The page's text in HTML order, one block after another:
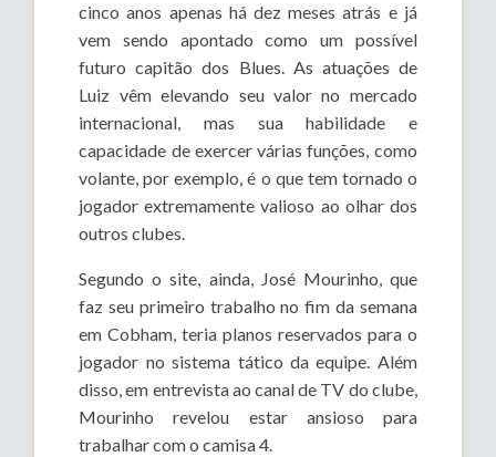
cinco anos apenas há dez meses atrás e já
vem sendo apontado como um possível
futuro capitão dos Blues. As atuações de
Luiz vêm elevando seu valor no mercado
internacional, mas sua habilidade e
capacidade de exercer várias funções, como
volante, por exemplo, é o que tem tornado o
jogador extremamente valioso ao olhar dos
outros clubes.
Segundo o site, ainda, José Mourinho, que
faz seu primeiro trabalho no fim da semana
em Cobham, teria planos reservados para o
jogador no sistema tático da equipe. Além
disso, em entrevista ao canal de TV do clube,
Mourinho revelou estar ansioso para
trabalhar com o camisa 4.